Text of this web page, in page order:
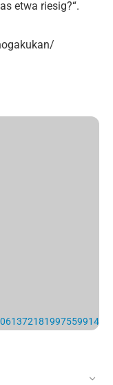
etwa riesig?“.